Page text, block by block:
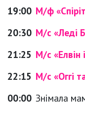
19:00 М/ф
20:30 М/с «Леді
21:25 М/с «Елвін
22:15 М/с «Оггі
00:00 Знімала